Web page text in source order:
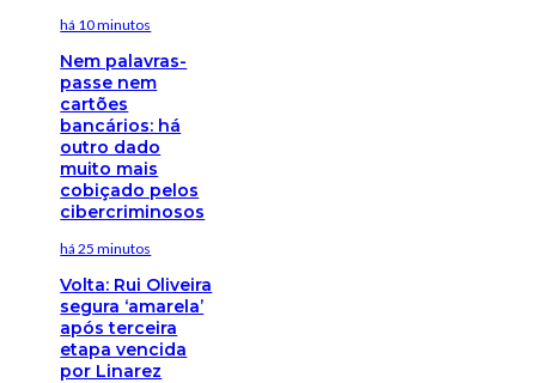
há 10 minutos
Nem palavras-
passe nem
cartões
bancários: há
outro dado
muito mais
cobiçado pelos
cibercriminosos
há 25 minutos
Volta: Rui Oliveira
segura ‘amarela’
após terceira
etapa vencida
por Linarez